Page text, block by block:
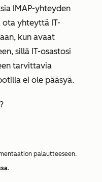
IMAP-yhteyden
ota yhteyttä IT-
kun avaat
sillä IT-osastosi
tarvittavia
ei ole pääsyä.
palautteeseen.
.